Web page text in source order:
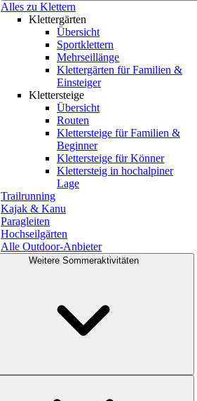
Alles zu Klettern
Klettergärten
Übersicht
Sportklettern
Mehrseillänge
Klettergärten für Familien &
Einsteiger
Klettersteige
Übersicht
Routen
Klettersteige für Familien &
Beginner
Klettersteige für Könner
Klettersteig in hochalpiner
Lage
Trailrunning
Kajak & Kanu
Paragleiten
Hochseilgärten
Alle Outdoor-Anbieter
Weitere Sommeraktivitäten